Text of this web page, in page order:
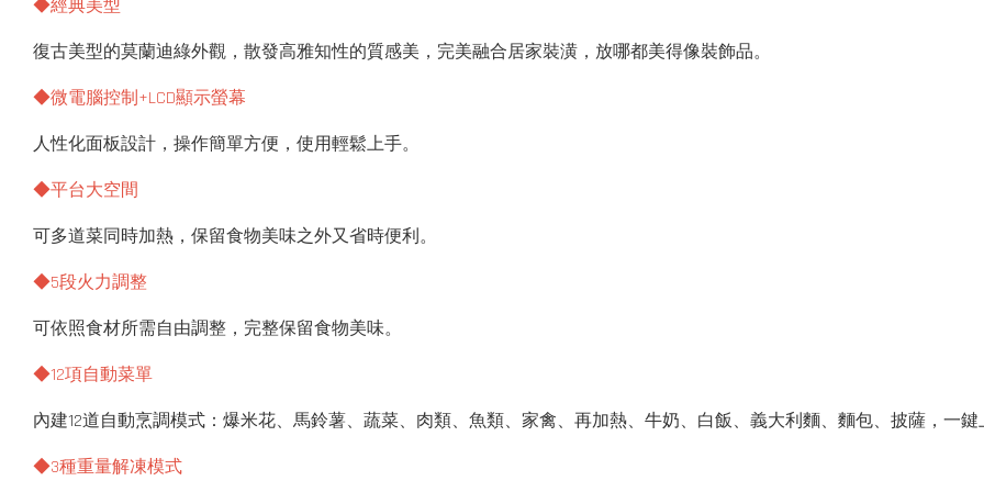
◆經典美型
復古美型的莫蘭迪綠外觀，散發高雅知性的質感美，完美融合居家裝潢，放哪都美得像裝飾品。
◆微電腦控制+LCD顯示螢幕
人性化面板設計，操作簡單方便，使用輕鬆上手。
◆平台大空間
可多道菜同時加熱，保留食物美味之外又省時便利。
◆5段火力調整
可依照食材所需自由調整，完整保留食物美味。
◆12項自動菜單
內建12道自動烹調模式：爆米花、馬鈴薯、蔬菜、肉類、魚類、家禽、再加熱、牛奶、白飯、義大利麵、麵包、披薩，一鍵
◆3種重量解凍模式